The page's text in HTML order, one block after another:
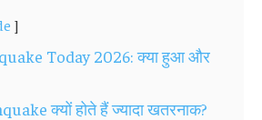
Today 2026: क्या हुआ और
क्यों होते हैं ज्यादा खतरनाक?